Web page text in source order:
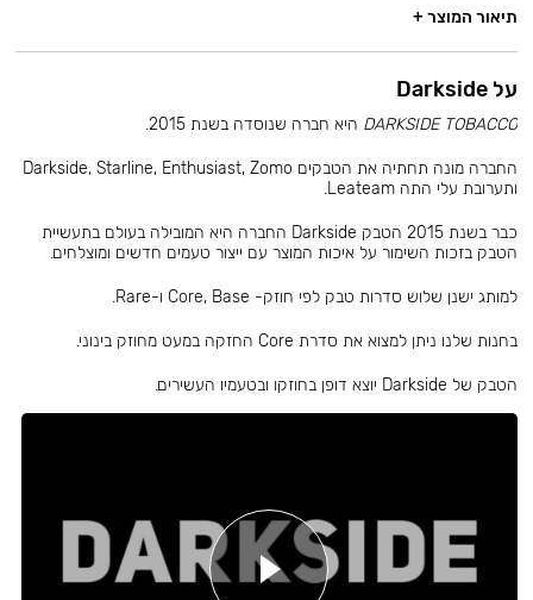
תיאור המוצר +
על Darkside
DARKSIDE TOBACCO היא חברה שנוסדה בשנת 2015.
החברה מונה תחתיה את הטבקים Darkside, Starline, Enthusiast, Zomo
ותערובת עלי התה Leateam.
כבר בשנת 2015 הטבק Darkside החברה היא המובילה בעולם בתעשיית
הטבק בזכות השימור על איכות המוצר עם ייצור טעמים חדשים ומוצלחים.
למותג ישנן שלוש סדרות טבק לפי חוזק- Core, Base ו-Rare.
בחנות שלנו ניתן למצוא את סדרת Core החזקה במעט מחוזק בינוני.
הטבק של Darkside יוצא דופן בחוזקו ובטעמיו העשירים.